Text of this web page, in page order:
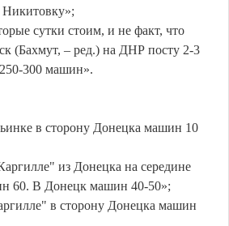
сутки стоим, и не факт, что
(Бахмут, – ред.) на ДНР посту 2-3
300 машин».
в сторону Донецка машин 10
из Донецка на середине
60. В Донецк машин 40-50»;
в сторону Донецка машин